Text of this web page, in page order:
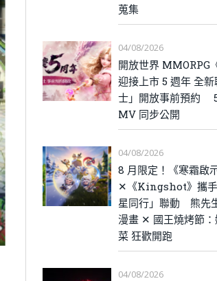
蒐集
04/08/2026
開放世界 MMORPG
迎接上市 5 週年 全
士」開放事前預約
MV 同步公開
04/08/2026
8 月限定！《寒霜啟
✕《Kingshot》攜
星同行」聯動 熊先
漫畫 ✕ 國王燒烤節
菜 狂歡開跑
04/08/2026